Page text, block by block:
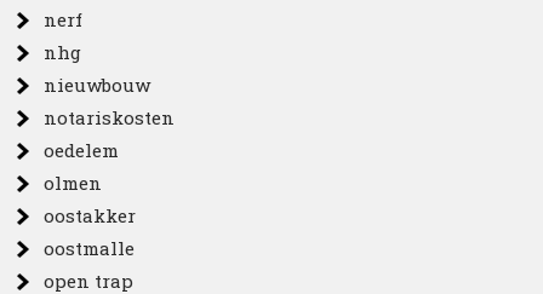
nerf
nhg
nieuwbouw
notariskosten
oedelem
olmen
oostakker
oostmalle
open trap